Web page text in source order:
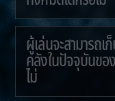
ผู้เล่นจะสามารถเ
คลังในปัจจุบันขอ
ไม่